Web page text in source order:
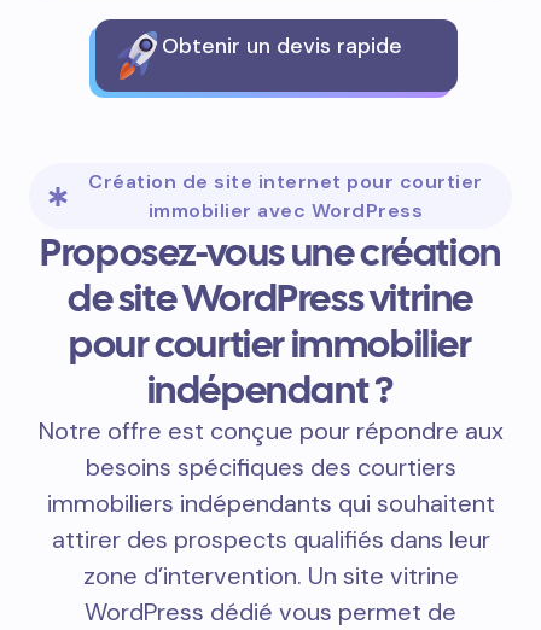
Obtenir un devis rapide
Création de site internet pour courtier
immobilier avec WordPress
Proposez-vous une création
de site WordPress vitrine
pour courtier immobilier
indépendant ?
Notre offre est conçue pour répondre aux
besoins spécifiques des courtiers
immobiliers indépendants qui souhaitent
attirer des prospects qualifiés dans leur
zone d’intervention. Un site vitrine
WordPress dédié vous permet de